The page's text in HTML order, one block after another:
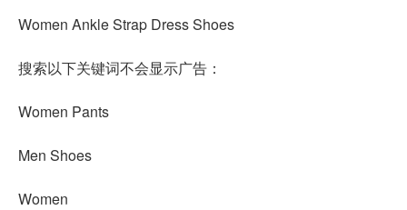
Women Ankle Strap Dress Shoes
搜索以下关键词不会显示广告：
Women Pants
Men Shoes
Women